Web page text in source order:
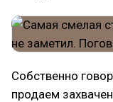
Собственно
продаем